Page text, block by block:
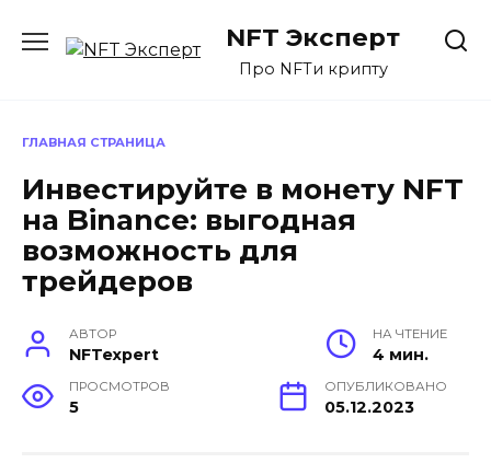
содержанию
NFT Эксперт
Про NFTи крипту
ГЛАВНАЯ СТРАНИЦА
Инвестируйте в монету NFT
на Binance: выгодная
возможность для
трейдеров
АВТОР
NFTexpert
НА ЧТЕНИЕ
4 мин.
ПРОСМОТРОВ
5
ОПУБЛИКОВАНО
05.12.2023